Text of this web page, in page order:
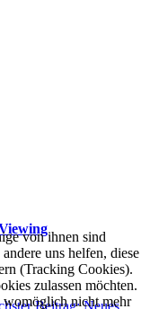
Beitrag: Neues
von ihnen sind
uns helfen, diese
(Tracking Cookies).
zulassen möchten.
womöglich nicht mehr